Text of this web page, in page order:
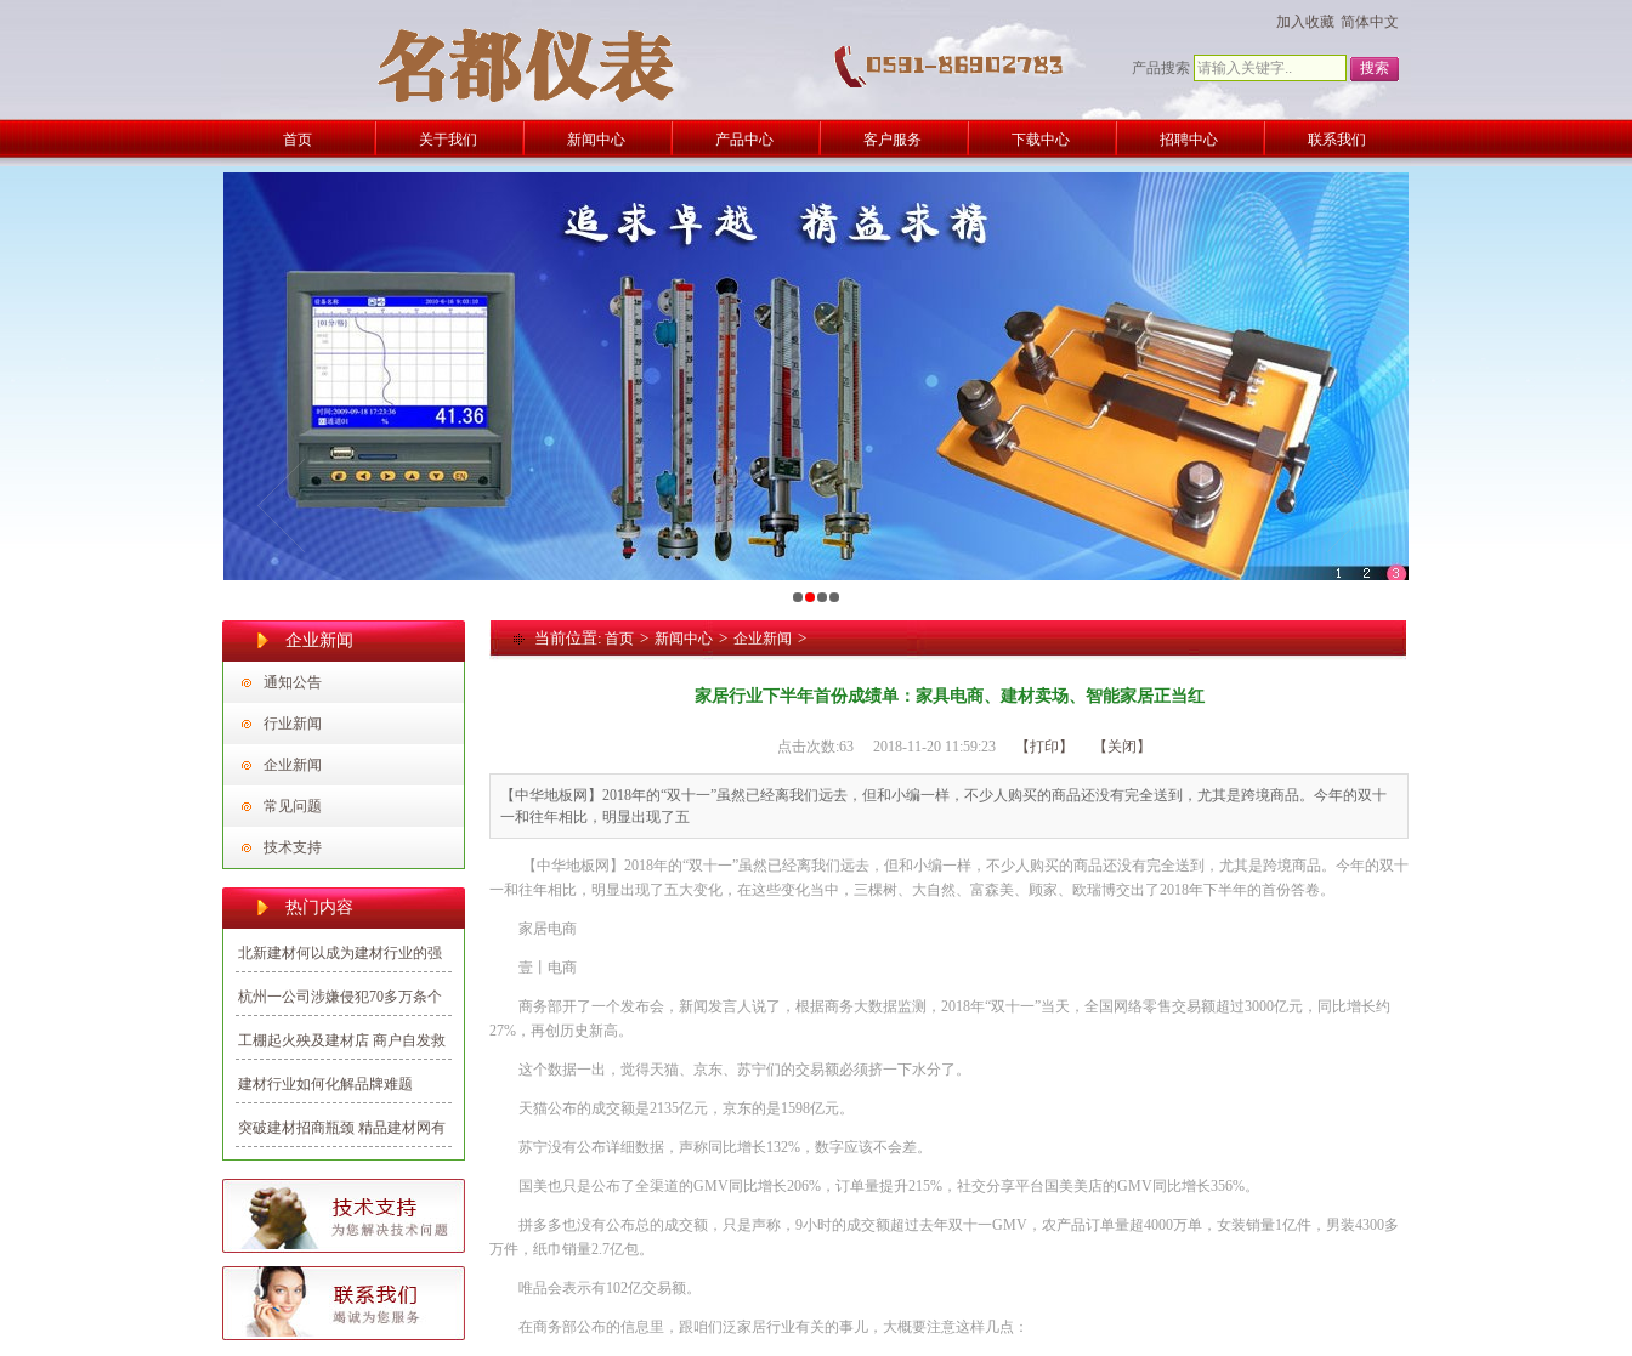
加入收藏 简体中文
产品搜索
首页 关于我们 新闻中心 产品中心 客户服务 下载中心 招聘中心 联系我们
企业新闻
通知公告
行业新闻
企业新闻
常见问题
技术支持
热门内容
北新建材何以成为建材行业的强
势民族品牌？
杭州一公司涉嫌侵犯70多万条个
人信息，多为向业主推销建材
工棚起火殃及建材店 商户自发救
援避免损失
建材行业如何化解品牌难题
突破建材招商瓶颈 精品建材网有
一套
当前位置:首页>新闻中心>企业新闻>
家居行业下半年首份成绩单：家具电商、建材卖场、智能家居正当红
点击次数:63 2018-11-20 11:59:23 【打印】 【关闭】
【中华地板网】2018年的“双十一”虽然已经离我们远去，但和小编一样，不少人购买的商品还没有完全送到，尤其是跨境商品。今年的双十
一和往年相比，明显出现了五
【中华地板网】2018年的“双十一”虽然已经离我们远去，但和小编一样，不少人购买的商品还没有完全送到，尤其是跨境商品。今年的双十
一和往年相比，明显出现了五大变化，在这些变化当中，三棵树、大自然、富森美、顾家、欧瑞博交出了2018年下半年的首份答卷。
家居电商
壹丨电商
商务部开了一个发布会，新闻发言人说了，根据商务大数据监测，2018年“双十一”当天，全国网络零售交易额超过3000亿元，同比增长约
27%，再创历史新高。
这个数据一出，觉得天猫、京东、苏宁们的交易额必须挤一下水分了。
天猫公布的成交额是2135亿元，京东的是1598亿元。
苏宁没有公布详细数据，声称同比增长132%，数字应该不会差。
国美也只是公布了全渠道的GMV同比增长206%，订单量提升215%，社交分享平台国美美店的GMV同比增长356%。
拼多多也没有公布总的成交额，只是声称，9小时的成交额超过去年双十一GMV，农产品订单量超4000万单，女装销量1亿件，男装4300多
万件，纸巾销量2.7亿包。
唯品会表示有102亿交易额。
在商务部公布的信息里，跟咱们泛家居行业有关的事儿，大概要注意这样几点：